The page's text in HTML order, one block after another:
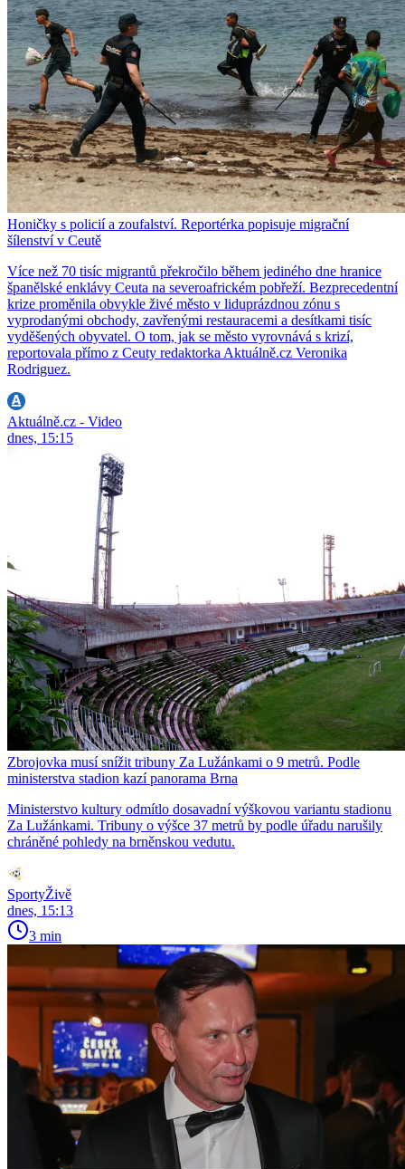
Honičky s policií a zoufalství. Reportérka popisuje migrační
šílenství v Ceutě
Více než 70 tisíc migrantů překročilo během jediného dne hranice
španělské enklávy Ceuta na severoafrickém pobřeží. Bezprecedentní
krize proměnila obvykle živé město v liduprázdnou zónu s
vyprodanými obchody, zavřenými restauracemi a desítkami tisíc
vyděšených obyvatel. O tom, jak se město vyrovnává s krizí,
reportovala přímo z Ceuty redaktorka Aktuálně.cz Veronika
Rodriguez.
Aktuálně.cz - Video
dnes, 15:15
Zbrojovka musí snížit tribuny Za Lužánkami o 9 metrů. Podle
ministerstva stadion kazí panorama Brna
Ministerstvo kultury odmítlo dosavadní výškovou variantu stadionu
Za Lužánkami. Tribuny o výšce 37 metrů by podle úřadu narušily
chráněné pohledy na brněnskou vedutu.
SportyŽivě
dnes, 15:13
3 min